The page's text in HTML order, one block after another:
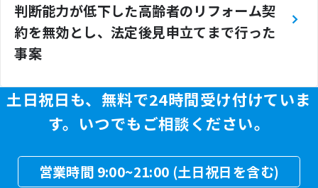
判断能力が低下した高齢者のリフォーム契
約を無効とし、法定後見申立てまで行った
事案
土日祝日も、無料で24時間受け付けていま
す。 いつでもご相談ください。
営業時間 9:00~21:00 (土日祝日を含む)